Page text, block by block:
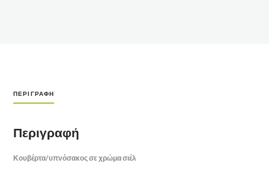
ΠΕΡΙΓΡΑΦΉ
Περιγραφή
Κουβέρτα/υπνόσακος σε χρώμα σιέλ